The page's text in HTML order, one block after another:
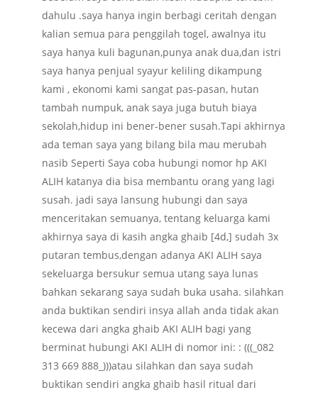
dahulu .saya hanya ingin berbagi ceritah dengan
kalian semua para penggilah togel, awalnya itu
saya hanya kuli bagunan,punya anak dua,dan istri
saya hanya penjual syayur keliling dikampung
kami , ekonomi kami sangat pas-pasan, hutan
tambah numpuk, anak saya juga butuh biaya
sekolah,hidup ini bener-bener susah.Tapi akhirnya
ada teman saya yang bilang bila mau merubah
nasib Seperti Saya coba hubungi nomor hp AKI
ALIH katanya dia bisa membantu orang yang lagi
susah. jadi saya lansung hubungi dan saya
menceritakan semuanya, tentang keluarga kami
akhirnya saya di kasih angka ghaib [4d,] sudah 3x
putaran tembus,dengan adanya AKI ALIH saya
sekeluarga bersukur semua utang saya lunas
bahkan sekarang saya sudah buka usaha. silahkan
anda buktikan sendiri insya allah anda tidak akan
kecewa dari angka ghaib AKI ALIH bagi yang
berminat hubungi AKI ALIH di nomor ini: : (((_082
313 669 888_)))atau silahkan dan saya sudah
buktikan sendiri angka ghaib hasil ritual dari